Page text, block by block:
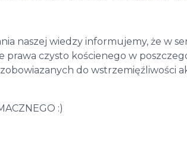
naszej wiedzy informujemy, że w
prawa czysto kościenego w
do wstrzemięźliwości
:)